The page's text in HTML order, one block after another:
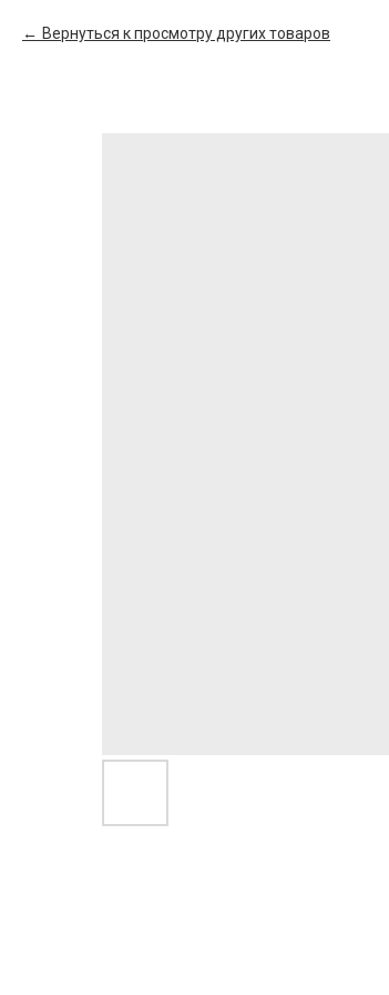
Вернуться к просмотру других товаров